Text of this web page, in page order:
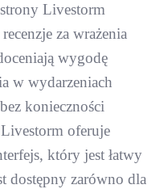
Livestorm
za wrażenia
wygodę
w wydarzeniach
konieczności
oferuje
który jest łatwy
dostępny zarówno dla